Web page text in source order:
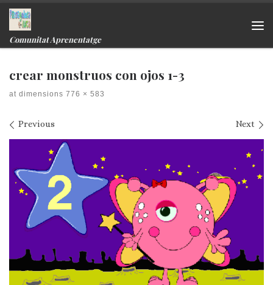
Skip to content
Comunitat Aprenentatge
crear monstruos con ojos 1-3
at dimensions 776 × 583
Images navigation
Previous Next